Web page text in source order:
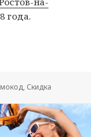
года.
10% от Utair на
, Скидка